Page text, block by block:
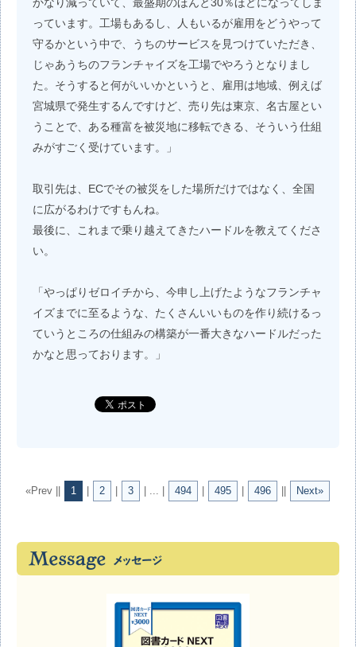
っています。工場もあるし、人もいるが雇用をどうやって
守るかという中で、うちのサービスを見つけていただき、
じゃあうちのフランチャイズを工場でやろうとなりまし
た。そうすると何がいいかというと、雇用は地域、例えば
宮城県で発生するんですけど、売り先は東京、名古屋とい
うことで、ある種富を被災地に移転できる、そういう仕組
みがすごく受けています。」
取引先は、ECでその被災をした場所だけではなく、全国
に広がるわけですもんね。
最後に、これまで乗り越えてきたハードルを教えてくださ
い。
「やっぱりゼロイチから、今申し上げたようなフランチャ
イズまでに至るような、たくさんいいものを作り続けるっ
ていうところの仕組みの構築が一番大きなハードルだった
かなと思っております。」
«Prev || 1 2 3 | ... | 494 495 496 Next»